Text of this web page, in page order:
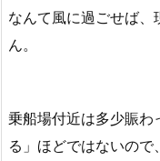
なんて風に過ごせば
ん。
乗船場付近は多少賑わ
る」ほどではないので、